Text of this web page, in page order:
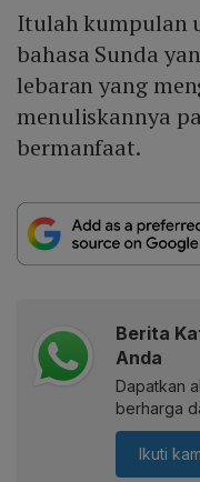
Itulah kumpulan
bahasa Sunda
lebaran yang
menuliskannya
bermanfaat.
Berita
Anda
Dapatkan
berharga
Ikuti